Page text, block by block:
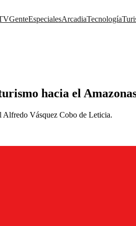
GenteEspecialesArcadiaTecnología
hacia el
Alfredo Vásquez Cobo de Leticia.